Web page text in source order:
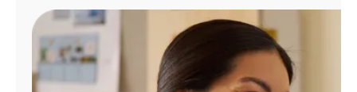
Administrar
cuenta
Encuentra